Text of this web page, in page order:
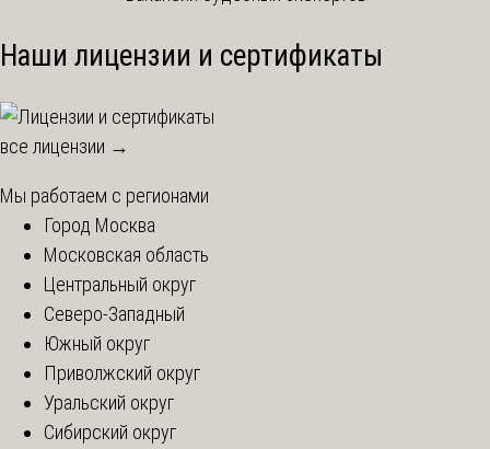
Наши лицензии и сертификаты
все лицензии →
Мы работаем с регионами
Город Москва
Московская область
Центральный округ
Северо-Западный
Южный округ
Приволжский округ
Уральский округ
Сибирский округ